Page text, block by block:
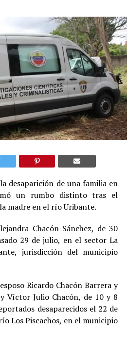
desaparición de una familia en
un rumbo distinto tras el
madre en el río Uribante.
Chacón Sánchez, de 30
29 de julio, en el sector La
jurisdicción del municipio
Ricardo Chacón Barrera y
Víctor Julio Chacón, de 10 y 8
desaparecidos el 22 de
Los Piscachos, en el municipio